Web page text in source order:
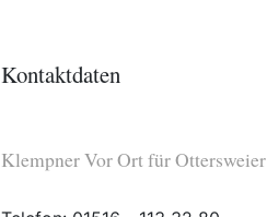
Kontaktdaten
Klempner Vor Ort für Ottersweier